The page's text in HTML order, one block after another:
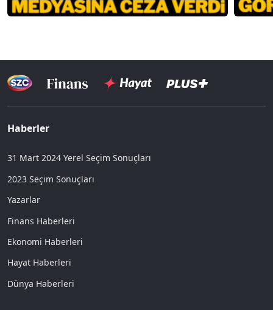
Haberler
31 Mart 2024 Yerel Seçim Sonuçları
2023 Seçim Sonuçları
Yazarlar
Finans Haberleri
Ekonomi Haberleri
Hayat Haberleri
Dünya Haberleri